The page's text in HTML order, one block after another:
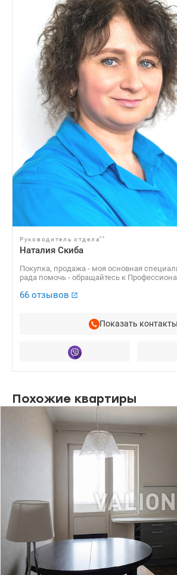
Руководитель отдела**
Наталия Скиба
Покупка, продажа - моя основная
рада помочь - обращайтесь к
66 отзывов
Показать контакты
Похожие квартиры